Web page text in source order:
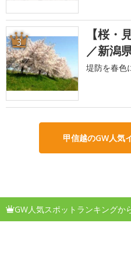
3
【桜・
／新潟
堤防を春色
甲信越のGW人気
GW人気スポットランキングか